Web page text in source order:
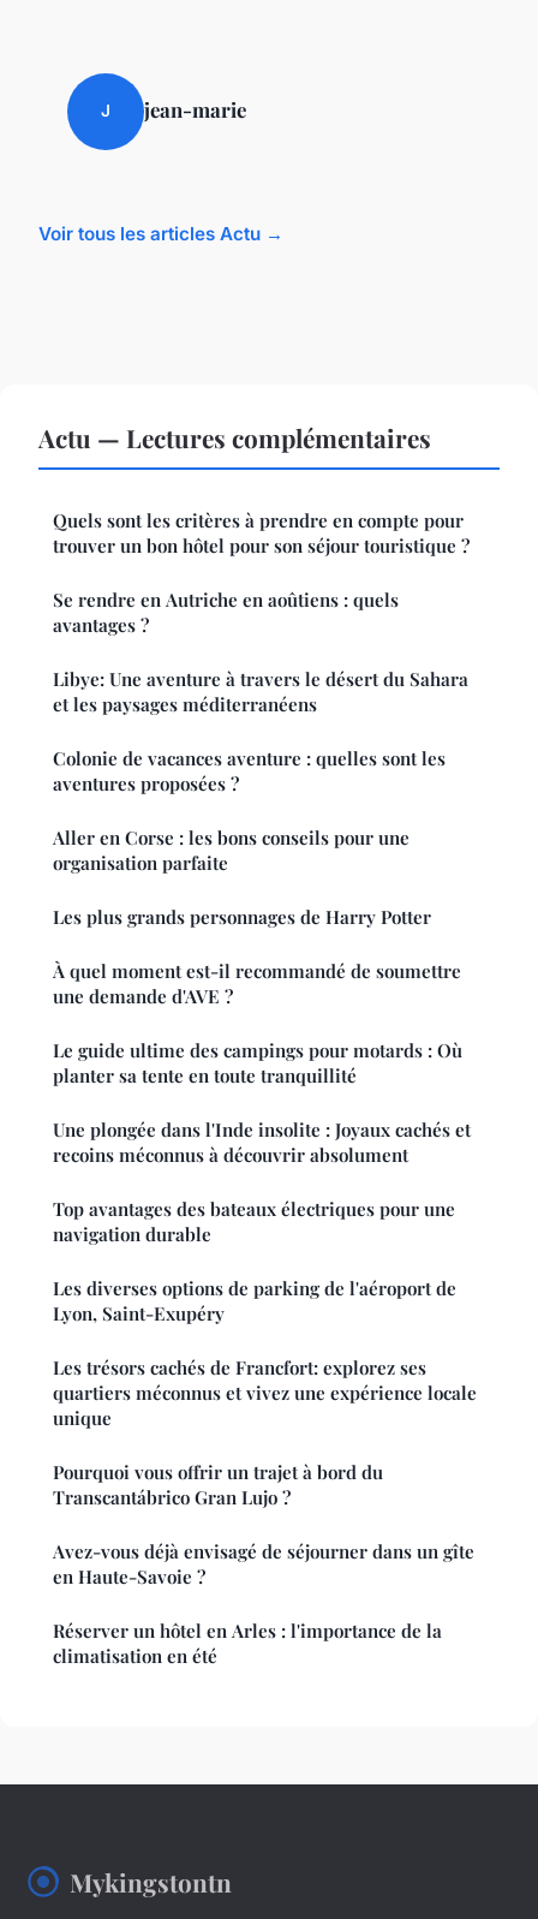
J jean-marie
Voir tous les articles Actu →
Actu — Lectures complémentaires
Quels sont les critères à prendre en compte pour
trouver un bon hôtel pour son séjour touristique ?
Se rendre en Autriche en aoûtiens : quels
avantages ?
Libye: Une aventure à travers le désert du Sahara
et les paysages méditerranéens
Colonie de vacances aventure : quelles sont les
aventures proposées ?
Aller en Corse : les bons conseils pour une
organisation parfaite
Les plus grands personnages de Harry Potter
À quel moment est-il recommandé de soumettre
une demande d'AVE ?
Le guide ultime des campings pour motards : Où
planter sa tente en toute tranquillité
Une plongée dans l'Inde insolite : Joyaux cachés et
recoins méconnus à découvrir absolument
Top avantages des bateaux électriques pour une
navigation durable
Les diverses options de parking de l'aéroport de
Lyon, Saint-Exupéry
Les trésors cachés de Francfort: explorez ses
quartiers méconnus et vivez une expérience locale
unique
Pourquoi vous offrir un trajet à bord du
Transcantábrico Gran Lujo ?
Avez-vous déjà envisagé de séjourner dans un gîte
en Haute-Savoie ?
Réserver un hôtel en Arles : l'importance de la
climatisation en été
Mykingstontn